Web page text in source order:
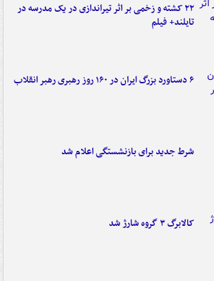
۲۲ کشته و زخمی بر اثر تیراندازی در یک مدرسه در
تایلند+ فیلم
۶ دستاورد بزرگ ایران در ۱۶۰ روز رهبری رهبر انقلاب
شرط جدید برای بازنشستگی اعلام شد
کالابرگ ۳ گروه شارژ شد